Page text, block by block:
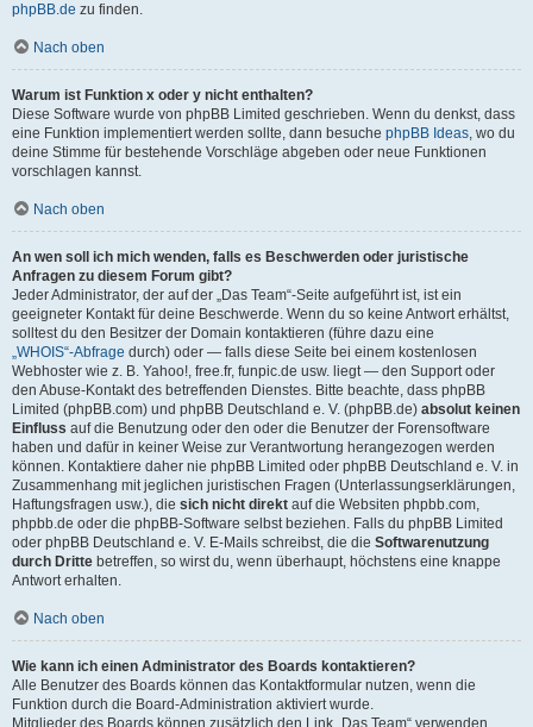
phpBB.de zu finden.
Nach oben
Warum ist Funktion x oder y nicht enthalten?
Diese Software wurde von phpBB Limited geschrieben. Wenn du denkst, dass
eine Funktion implementiert werden sollte, dann besuche phpBB Ideas, wo du
deine Stimme für bestehende Vorschläge abgeben oder neue Funktionen
vorschlagen kannst.
Nach oben
An wen soll ich mich wenden, falls es Beschwerden oder juristische
Anfragen zu diesem Forum gibt?
Jeder Administrator, der auf der „Das Team“-Seite aufgeführt ist, ist ein
geeigneter Kontakt für deine Beschwerde. Wenn du so keine Antwort erhältst,
solltest du den Besitzer der Domain kontaktieren (führe dazu eine
„WHOIS“-Abfrage durch) oder — falls diese Seite bei einem kostenlosen
Webhoster wie z. B. Yahoo!, free.fr, funpic.de usw. liegt — den Support oder
den Abuse-Kontakt des betreffenden Dienstes. Bitte beachte, dass phpBB
Limited (phpBB.com) und phpBB Deutschland e. V. (phpBB.de) absolut keinen
Einfluss auf die Benutzung oder den oder die Benutzer der Forensoftware
haben und dafür in keiner Weise zur Verantwortung herangezogen werden
können. Kontaktiere daher nie phpBB Limited oder phpBB Deutschland e. V. in
Zusammenhang mit jeglichen juristischen Fragen (Unterlassungserklärungen,
Haftungsfragen usw.), die sich nicht direkt auf die Websiten phpbb.com,
phpbb.de oder die phpBB-Software selbst beziehen. Falls du phpBB Limited
oder phpBB Deutschland e. V. E-Mails schreibst, die die Softwarenutzung
durch Dritte betreffen, so wirst du, wenn überhaupt, höchstens eine knappe
Antwort erhalten.
Nach oben
Wie kann ich einen Administrator des Boards kontaktieren?
Alle Benutzer des Boards können das Kontaktformular nutzen, wenn die
Funktion durch die Board-Administration aktiviert wurde.
Mitglieder des Boards können zusätzlich den Link „Das Team“ verwenden.